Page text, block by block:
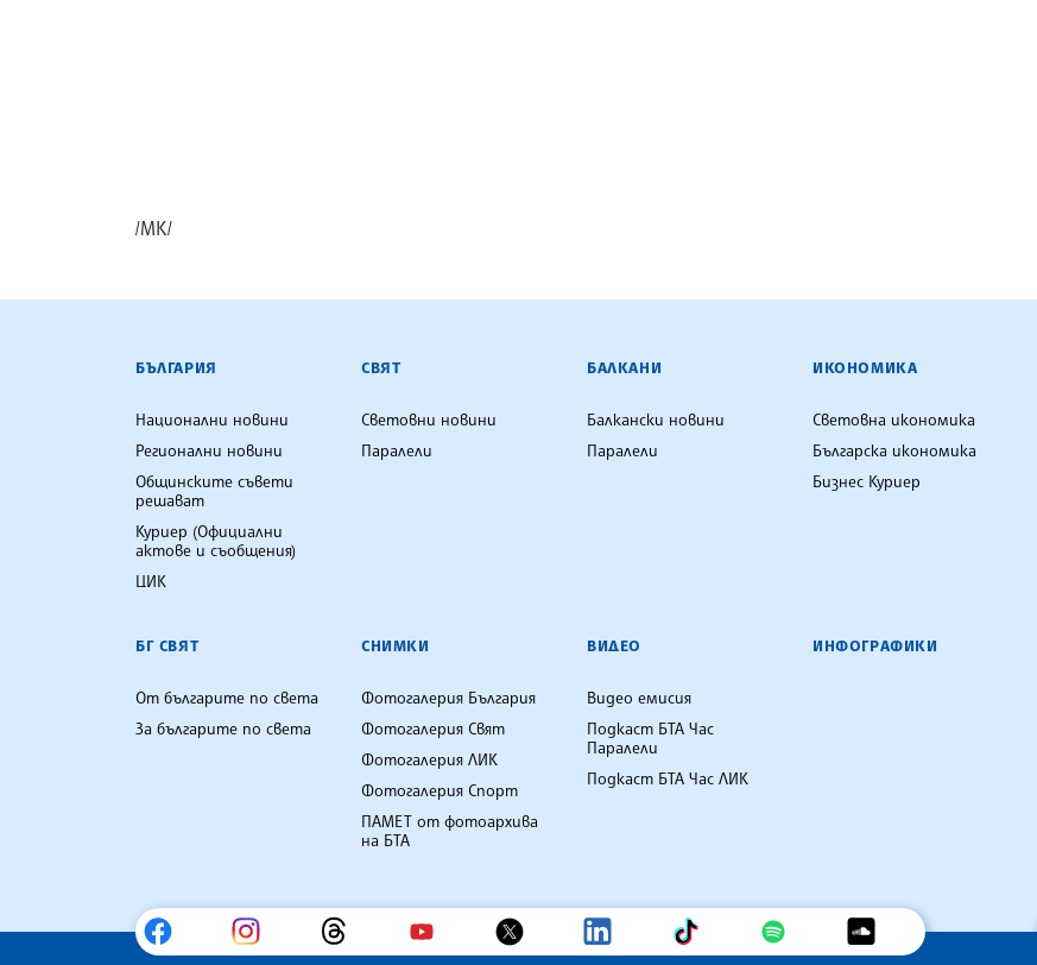
/МК/
БЪЛГАРСКА ТЕЛЕГРАФНА АГЕНЦИЯ
БЪЛГАРИЯ
Национални новини
Регионални новини
Общинските съвети
решават
Куриер (Официални
актове и съобщения)
ЦИК
СВЯТ
Световни новини
Паралели
БАЛКАНИ
Балкански новини
Паралели
ИКОНОМИКА
Световна икономика
Българска икономика
Бизнес Куриер
БГ СВЯТ
От българите по света
За българите по света
СНИМКИ
Фотогалерия България
Фотогалерия Свят
Фотогалерия ЛИК
Фотогалерия Спорт
ПАМЕТ от фотоархива
на БТА
ВИДЕО
Видео емисия
Подкаст БТА Час
Паралели
Подкаст БТА Час ЛИК
ИНФОГРАФИКИ